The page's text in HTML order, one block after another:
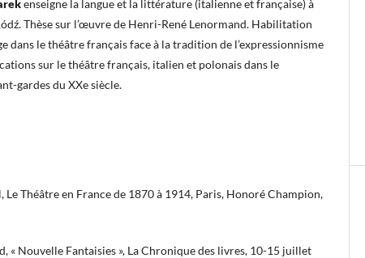
enseigne la langue et la littérature (italienne et française) à
Thèse sur l’œuvre de Henri-René Lenormand. Habilitation
dans le théâtre français face à la tradition de l’expressionnisme
sur le théâtre français, italien et polonais dans le
gardes du XXe siècle.
Théâtre en France de 1870 à 1914, Paris, Honoré Champion,
« Nouvelle Fantaisies », La Chronique des livres, 10-15 juillet